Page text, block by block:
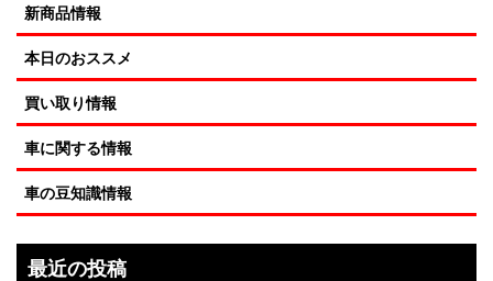
新商品情報
本日のおススメ
買い取り情報
車に関する情報
車の豆知識情報
最近の投稿